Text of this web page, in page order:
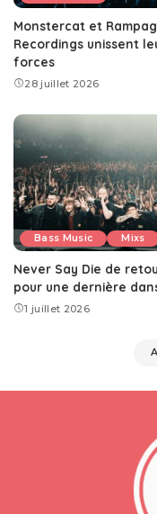
Monstercat et
Recordings unissent
forces
28 juillet 2026
Bass Music Mixs
Never Say Die de
pour une dernière
1 juillet 2026